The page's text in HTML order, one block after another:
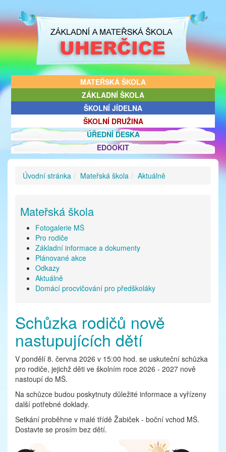
MATEŘSKÁ ŠKOLA
ZÁKLADNÍ ŠKOLA
ŠKOLNÍ JÍDELNA
ŠKOLNÍ DRUŽINA
ÚŘEDNÍ DESKA
EDOOKIT
Úvodní stránka Mateřská škola Aktuálně
Mateřská škola
Fotogalerie MŠ
Pro rodiče
Základní informace a dokumenty
Plánované akce
Odkazy
Aktuálně
Domácí procvičování pro předškoláky
Schůzka rodičů nově
nastupujících dětí
V pondělí 8. června 2026 v 15:00 hod. se uskuteční schůzka
pro rodiče, jejichž děti ve školním roce 2026 - 2027 nově
nastoupí do MŠ.
Na schůzce budou poskytnuty důležité informace a vyřízeny
další potřebné doklady.
Setkání proběhne v malé třídě Žabiček - boční vchod MŠ.
Dostavte se prosím bez dětí.